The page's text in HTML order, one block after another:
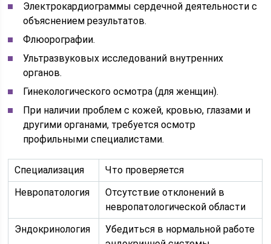
Электрокардиограммы сердечной деятельности с
объяснением результатов.
Флюорографии.
Ультразвуковых исследований внутренних
органов.
Гинекологического осмотра (для женщин).
При наличии проблем с кожей, кровью, глазами и
другими органами, требуется осмотр
профильными специалистами.
Специализация
Что проверяется
Невропатология
Отсутствие отклонений в
невропатологической области
Эндокринология
Убедиться в нормальной работе